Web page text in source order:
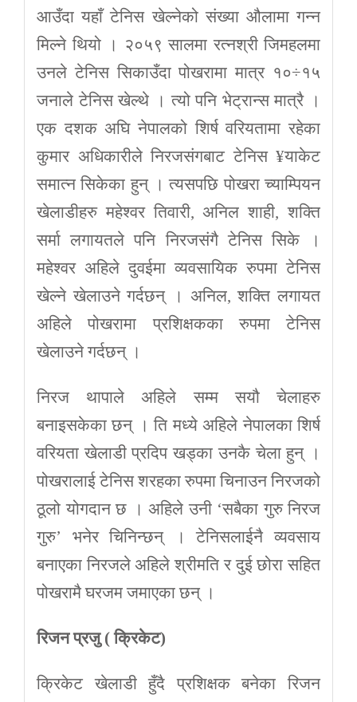
आउँदा यहाँ टेनिस खेल्नेको संख्या औलामा गन्न
मिल्ने थियो । २०५९ सालमा रत्नश्री जिमहलमा
उनले टेनिस सिकाउँदा पोखरामा मात्र १०÷१५
जनाले टेनिस खेल्थे । त्यो पनि भेट्रान्स मात्रै ।
एक दशक अघि नेपालको शिर्ष वरियतामा रहेका
कुमार अधिकारीले निरजसंगबाट टेनिस ¥याकेट
समात्न सिकेका हुन् । त्यसपछि पोखरा च्याम्पियन
खेलाडीहरु महेश्वर तिवारी, अनिल शाही, शक्ति
सर्मा लगायतले पनि निरजसंगै टेनिस सिके ।
महेश्वर अहिले दुवईमा व्यवसायिक रुपमा टेनिस
खेल्ने खेलाउने गर्दछन् । अनिल, शक्ति लगायत
अहिले पोखरामा प्रशिक्षकका रुपमा टेनिस
खेलाउने गर्दछन् ।
निरज थापाले अहिले सम्म सयौ चेलाहरु
बनाइसकेका छन् । ति मध्ये अहिले नेपालका शिर्ष
वरियता खेलाडी प्रदिप खड्का उनकै चेला हुन् ।
पोखरालाई टेनिस शरहका रुपमा चिनाउन निरजको
ठूलो योगदान छ । अहिले उनी ‘सबैका गुरु निरज
गुरु’ भनेर चिनिन्छन् । टेनिसलाईनै व्यवसाय
बनाएका निरजले अहिले श्रीमति र दुई छोरा सहित
पोखरामै घरजम जमाएका छन् ।
रिजन प्रजु ( क्रिकेट)
क्रिकेट खेलाडी हुँदै प्रशिक्षक बनेका रिजन